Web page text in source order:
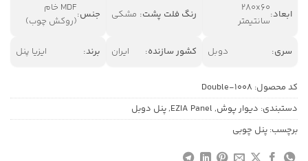
ابعاد:280x60
سانتیمتر
رنگ فلت پشت: مشکی جنس:
MDF خام
(روکش چوب)
سری: دوبل کشور سازنده: ایران برند: ایزیا پنل
کد محصول: Double-1008
دستبندی: دیوار پوش,
EZIA Panel
,پنل دوبل
برچسب: پنل چوبی